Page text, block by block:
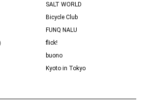
SALT WORLD
Bicycle Club
FUNQ NALU
flick!
buono
Kyoto in Tokyo